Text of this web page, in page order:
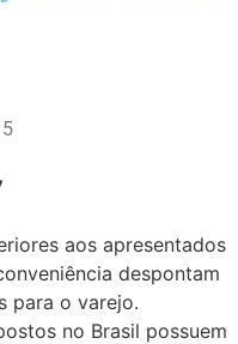
aos apresentados
despontam
para o varejo.
no Brasil possuem